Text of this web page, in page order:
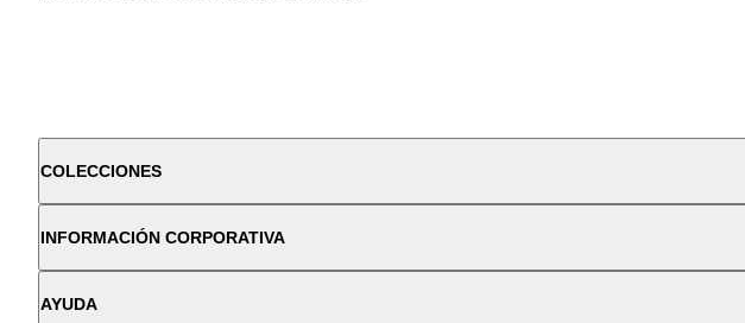
COLECCIONES
INFORMACIÓN CORPORATIVA
AYUDA